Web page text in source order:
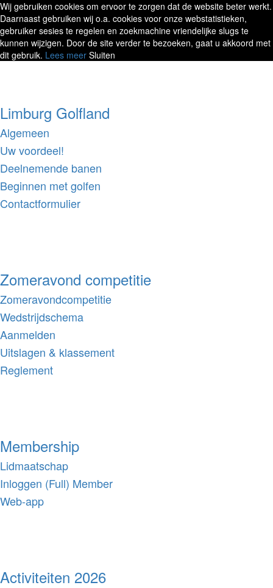
Wij gebruiken cookies om ervoor te zorgen dat de website beter werkt.
Daarnaast gebruiken wij o.a. cookies voor onze webstatistieken,
gebruiker sesies te regelen en zoekmachine vriendelijke slugs te
kunnen wijzigen. Door de site verder te bezoeken, gaat u akkoord met
dit gebruik. Lees meer Sluiten
Limburg Golfland
Algemeen
Uw voordeel!
Deelnemende banen
Beginnen met golfen
Contactformulier
Zomeravond competitie
Zomeravondcompetitie
Wedstrijdschema
Aanmelden
Uitslagen & klassement
Reglement
Membership
Lidmaatschap
Inloggen (Full) Member
Web-app
Activiteiten 2026